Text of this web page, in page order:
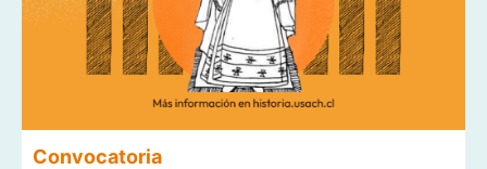
Convocatoria